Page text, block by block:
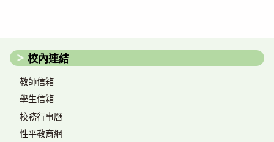
校內連結
教師信箱
學生信箱
校務行事曆
性平教育網